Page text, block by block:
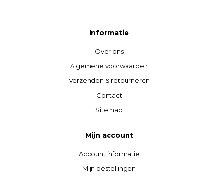
Informatie
Over ons
Algemene voorwaarden
Verzenden & retourneren
Contact
Sitemap
Mijn account
Account informatie
Mijn bestellingen